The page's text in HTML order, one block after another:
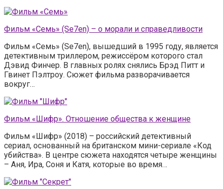
Фильм «Семь» (Se7en) – о морали и справедливости
Фильм «Семь» (Se7en), вышедший в 1995 году, является
детективным триллером, режиссёром которого стал
Дэвид Финчер. В главных ролях снялись Брэд Питт и
Гвинет Пэлтроу. Сюжет фильма разворачивается
вокруг…
Фильм «Шифр». Отношение общества к женщине
Фильм «Шифр» (2018) – российский детективный
сериал, основанный на британском мини-сериале «Код
убийства». В центре сюжета находятся четыре женщины
– Аня, Ира, Соня и Катя, которые во время…